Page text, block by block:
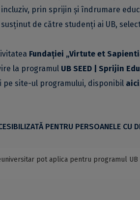
prin sprijin și îndrumare
de către studenți ai UB,
Fundației „Virtute et
la programul UB SEED | Sprijin
pe site-ul programului, disponibil aici
PENTRU PERSOANELE CU
pot aplica pentru programul UB